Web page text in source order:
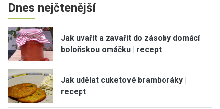
Dnes nejčtenější
Jak uvařit a zavařit do zásoby domácí
boloňskou omáčku | recept
Jak udělat cuketové bramboráky |
recept